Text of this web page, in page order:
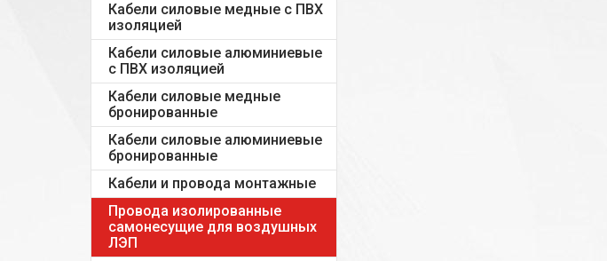
Кабели силовые медные с ПВХ
изоляцией
Кабели силовые алюминиевые
с ПВХ изоляцией
Кабели силовые медные
бронированные
Кабели силовые алюминиевые
бронированные
Кабели и провода монтажные
Провода изолированные
самонесущие для воздушных
ЛЭП